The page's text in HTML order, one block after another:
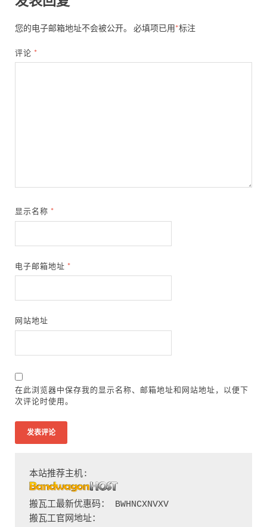
您的电子邮箱地址不会被公开。 必填项已用*标注
评论 *
显示名称 *
电子邮箱地址 *
网站地址
在此浏览器中保存我的显示名称、邮箱地址和网站地址，以便下
次评论时使用。
搬瓦工最新优惠码： BWHNCXNVXV
搬瓦工官网地址：